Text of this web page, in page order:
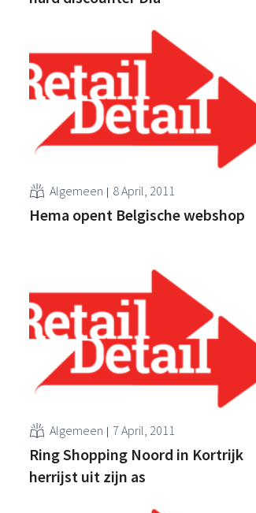
Algemeen 8 April, 2011
Hema opent Belgische webshop
Algemeen 7 April, 2011
Ring Shopping Noord in Kortrijk
herrijst uit zijn as